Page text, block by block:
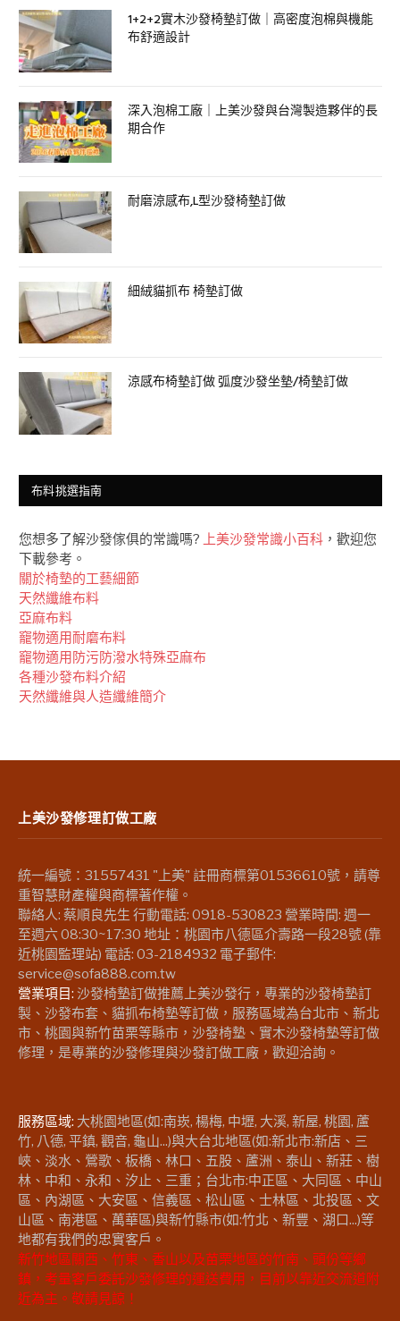
1+2+2實木沙發椅墊訂做｜高密度泡棉與機能
布舒適設計
深入泡棉工廠｜上美沙發與台灣製造夥伴的長
期合作
耐磨涼感布,L型沙發椅墊訂做
細絨貓抓布 椅墊訂做
涼感布椅墊訂做 弧度沙發坐墊/椅墊訂做
布料挑選指南
您想多了解沙發傢俱的常識嗎? 上美沙發常識小百科 ，歡迎您
下載參考。
關於椅墊的工藝細節
天然纖維布料
亞麻布料
竉物適用耐磨布料
竉物適用防污防潑水特殊亞麻布
各種沙發布料介紹
天然纖維與人造纖維簡介
上美沙發修理訂做工廠
統一編號：31557431 "上美" 註冊商標第01536610號，請尊
重智慧財產權與商標著作權。
聯絡人: 蔡順良先生 行動電話: 0918-530823 營業時間: 週一
至週六 08:30~17:30 地址：桃園市八德區介壽路一段28號 (靠
近桃園監理站) 電話: 03-2184932 電子郵件:
service@sofa888.com.tw
營業項目: 沙發椅墊訂做推薦上美沙發行，專業的沙發椅墊訂
製、沙發布套、貓抓布椅墊等訂做，服務區域為台北市、新北
市、桃園與新竹苗栗等縣市，沙發椅墊、實木沙發椅墊等訂做
修理，是專業的沙發修理與沙發訂做工廠，歡迎洽詢。
服務區域: 大桃園地區(如:南崁, 楊梅, 中壢, 大溪, 新屋, 桃園, 蘆
竹, 八德, 平鎮, 觀音, 龜山...)與大台北地區(如:新北市:新店、三
峽、淡水、鶯歌、板橋、林口、五股、蘆洲、泰山、新莊、樹
林、中和、永和、汐止、三重；台北市:中正區、大同區、中山
區、內湖區、大安區、信義區、松山區、士林區、北投區、文
山區、南港區、萬華區)與新竹縣市(如:竹北、新豐、湖口...)等
地都有我們的忠實客戶。
新竹地區關西、竹東、香山以及苗栗地區的竹南、頭份等鄉
鎮，考量客戶委託沙發修理的運送費用，目前以靠近交流道附
近為主。敬請見諒！